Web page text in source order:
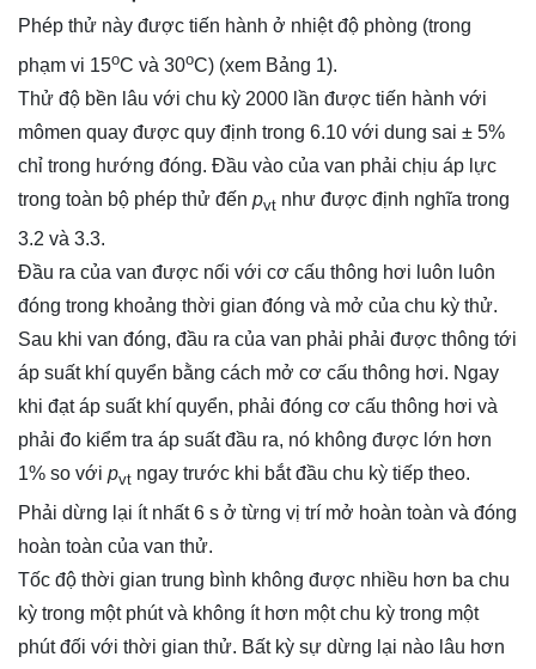
Phép thử này được tiến hành ở nhiệt độ phòng (trong
phạm vi 15oC và 30oC) (xem Bảng 1).
Thử độ bền lâu với chu kỳ 2000 lần được tiến hành với
mômen quay được quy định trong 6.10 với dung sai ± 5%
chỉ trong hướng đóng. Đầu vào của van phải chịu áp lực
trong toàn bộ phép thử đến pvt như được định nghĩa trong
3.2 và 3.3.
Đầu ra của van được nối với cơ cấu thông hơi luôn luôn
đóng trong khoảng thời gian đóng và mở của chu kỳ thử.
Sau khi van đóng, đầu ra của van phải phải được thông tới
áp suất khí quyển bằng cách mở cơ cấu thông hơi. Ngay
khi đạt áp suất khí quyển, phải đóng cơ cấu thông hơi và
phải đo kiểm tra áp suất đầu ra, nó không được lớn hơn
1% so với pvt ngay trước khi bắt đầu chu kỳ tiếp theo.
Phải dừng lại ít nhất 6 s ở từng vị trí mở hoàn toàn và đóng
hoàn toàn của van thử.
Tốc độ thời gian trung bình không được nhiều hơn ba chu
kỳ trong một phút và không ít hơn một chu kỳ trong một
phút đối với thời gian thử. Bất kỳ sự dừng lại nào lâu hơn